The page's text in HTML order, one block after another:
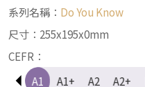
系列名稱： Do You Know
尺寸：255x195x0mm
CEFR：
A1
A1 A1+ A2 A2+